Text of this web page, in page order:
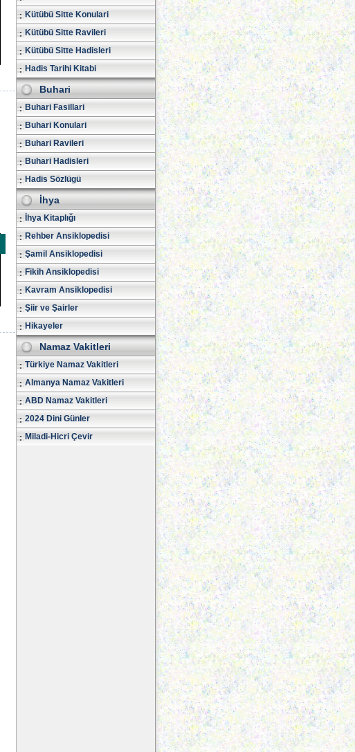
Kütübü Sitte Konulari
Kütübü Sitte Ravileri
Kütübü Sitte Hadisleri
Hadis Tarihi Kitabi
Buhari
Buhari Fasillari
Buhari Konulari
Buhari Ravileri
Buhari Hadisleri
Hadis Sözlügü
İhya
İhya Kitaplığı
Rehber Ansiklopedisi
Şamil Ansiklopedisi
Fikih Ansiklopedisi
Kavram Ansiklopedisi
Şiir ve Şairler
Hikayeler
Namaz Vakitleri
Türkiye Namaz Vakitleri
Almanya Namaz Vakitleri
ABD Namaz Vakitleri
2024 Dini Günler
Miladi-Hicri Çevir